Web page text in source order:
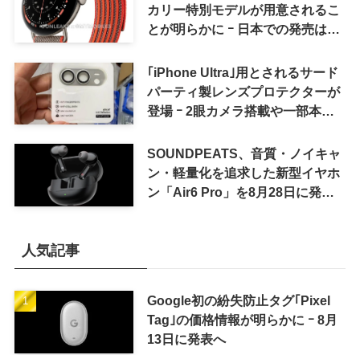
カリー特別モデルが用意されるこ
とが明らかに ｰ 日本での発売は期
｢iPhone Ultra｣用とされるサード
パーティ製レンズプロテクターが
登場 ｰ 2眼カメラ搭載や一部本体
SOUNDPEATS、音質・ノイキャ
ン・軽量化を追求した新型イヤホ
ン「Air6 Pro」を8月28日に発売
人気記事
Google初の紛失防止タグ｢Pixel
Tag｣の価格情報が明らかに ｰ 8月
13日に発表へ